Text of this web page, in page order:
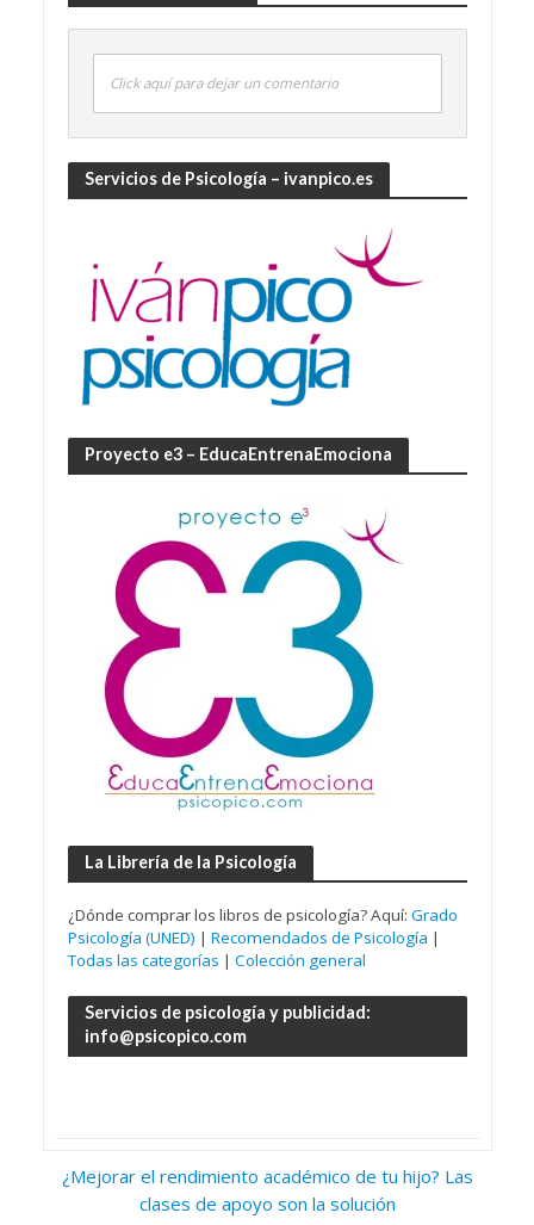
Click aquí para dejar un comentario
Servicios de Psicología – ivanpico.es
Proyecto e3 – EducaEntrenaEmociona
La Librería de la Psicología
¿Dónde comprar los libros de psicología? Aquí: Grado
Psicología (UNED) | Recomendados de Psicología |
Todas las categorías | Colección general
Servicios de psicología y publicidad:
info@psicopico.com
¿Mejorar el rendimiento académico de tu hijo? Las
clases de apoyo son la solución